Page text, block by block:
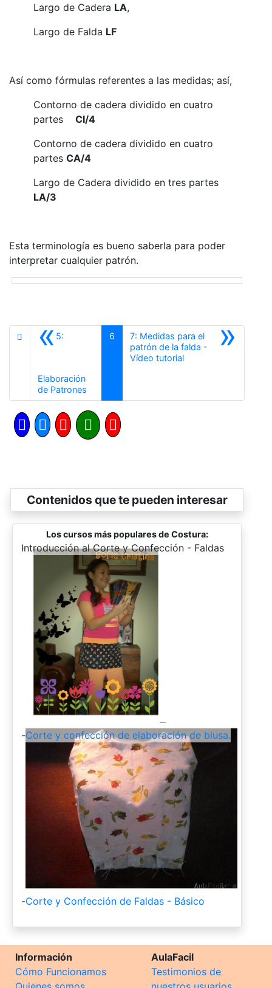
Largo de Cadera LA,
Largo de Falda LF
Así como fórmulas referentes a las medidas; así,
Contorno de cadera dividido en cuatro
partes CI/4
Contorno de cadera dividido en cuatro
partes CA/4
Largo de Cadera dividido en tres partes
LA/3
Esta terminología es bueno saberla para poder
interpretar cualquier patrón.
«5:
Elaboración
de Patrones
6 »
7: Medidas para el
patrón de la falda -
Vídeo tutorialSiguiente
Contenidos que te pueden interesar
Los cursos más populares de Costura:
-
Introducción al Corte y Confección - Faldas
-Corte y confección de elaboración de blusa.
-Corte y Confección de Faldas - Básico
Información
Cómo Funcionamos
AulaFacil
Testimonios de